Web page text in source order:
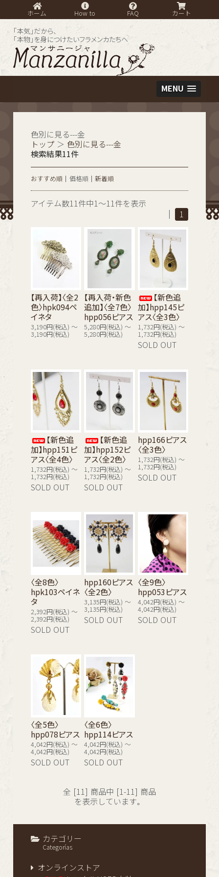
ホーム How to FAQ カート
「本気」だから、
「本物」を身につけたいフラメンカたちへ
MENU
カテゴリー
Categorías
オンラインストア
色別に見る---金
トップ ＞ 色別に見る---金
検索結果11件
おすすめ順 価格順 新着順
アイテム数11件中1～11件を表示
1
【再入荷】〈全2
色〉hpk094ペ
イネタ
3,190円(税込) ～
3,190円(税込)
【再入荷・新色
追加】〈全7色〉
hpp056ピアス
5,280円(税込) ～
5,280円(税込)
【新色追
加】hpp145ピ
アス〈全3色〉
1,732円(税込) ～
1,732円(税込)
SOLD OUT
【新色追
加】hpp151ピ
アス〈全4色〉
1,732円(税込) ～
1,732円(税込)
SOLD OUT
【新色追
加】hpp152ピ
アス〈全2色〉
1,732円(税込) ～
1,732円(税込)
SOLD OUT
hpp166ピアス
〈全3色〉
1,732円(税込) ～
1,732円(税込)
SOLD OUT
〈全8色〉
hpk103ペイネ
タ
2,392円(税込) ～
2,392円(税込)
SOLD OUT
hpp160ピアス
〈全2色〉
3,135円(税込) ～
3,135円(税込)
SOLD OUT
〈全9色〉
hpp053ピアス
4,042円(税込) ～
4,042円(税込)
SOLD OUT
〈全5色〉
hpp078ピアス
4,042円(税込) ～
4,042円(税込)
SOLD OUT
〈全6色〉
hpp114ピアス
4,042円(税込) ～
4,042円(税込)
SOLD OUT
全 [11] 商品中 [1-11] 商品
を表示しています。